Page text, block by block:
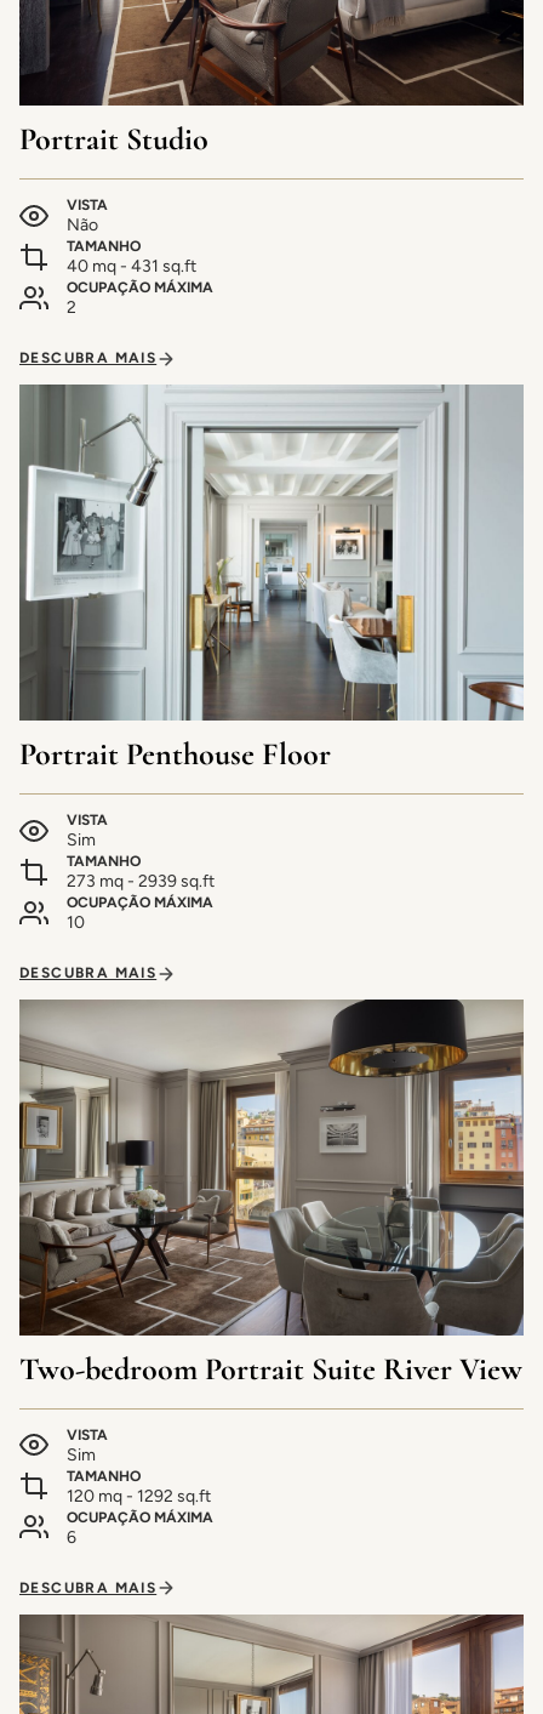
Portrait Studio
VISTA
Não
TAMANHO
40 mq - 431 sq.ft
OCUPAÇÃO MÁXIMA
2
DESCUBRA MAIS
Portrait Penthouse Floor
VISTA
Sim
TAMANHO
273 mq - 2939 sq.ft
OCUPAÇÃO MÁXIMA
10
DESCUBRA MAIS
Two-bedroom Portrait Suite River View
VISTA
Sim
TAMANHO
120 mq - 1292 sq.ft
OCUPAÇÃO MÁXIMA
6
DESCUBRA MAIS